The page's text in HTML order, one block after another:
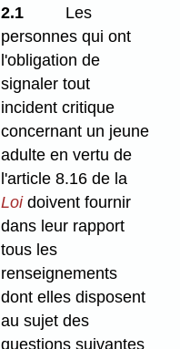
2.1
Les
personnes qui ont
l'obligation de
signaler tout
incident critique
concernant un jeune
adulte en vertu de
l'article 8.16 de la
Loidoivent fournir
dans leur rapport
tous les
renseignements
dont elles disposent
au sujet des
questions suivantes